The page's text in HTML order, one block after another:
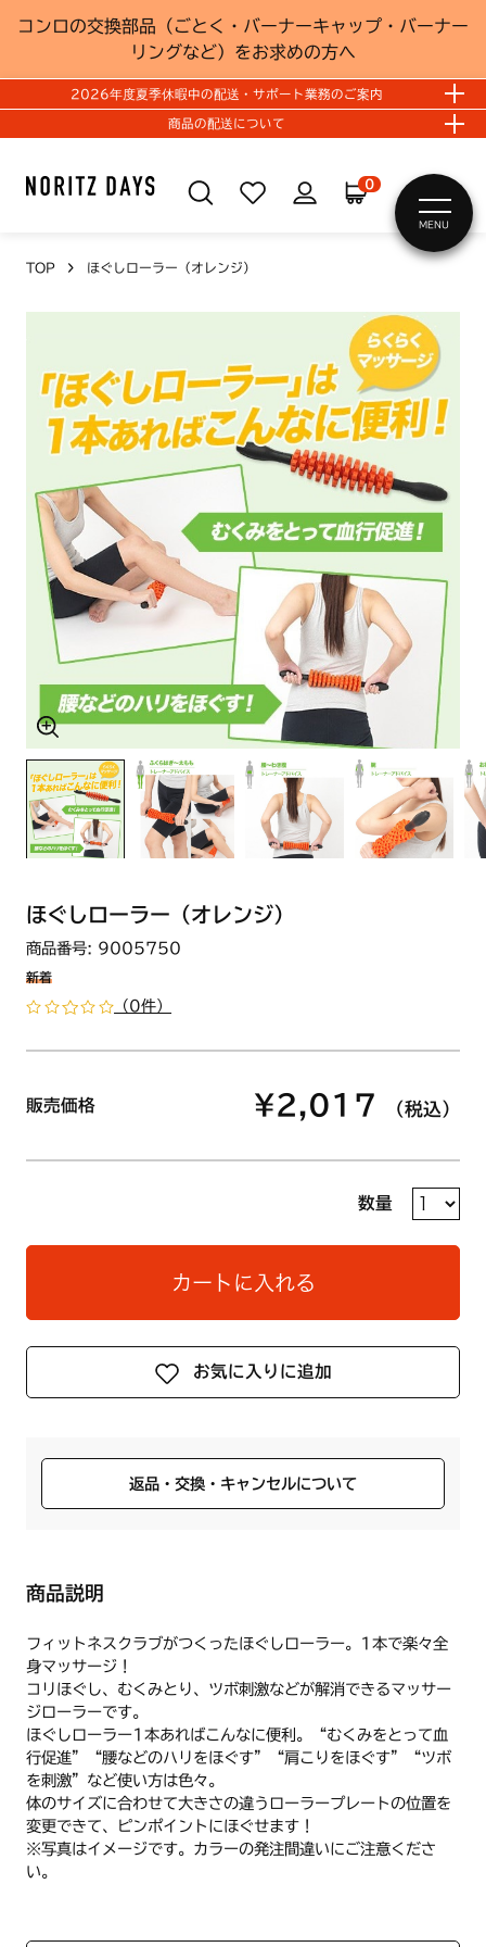
コンロの交換部品（ごとく・バーナーキャップ・バーナー
リングなど）をお求めの方へ
2026年度夏季休暇中の配送・サポート業務のご案内
商品の配送について
0
MENU
TOP ほぐしローラー（オレンジ）
ほぐしローラー（オレンジ）
商品番号: 9005750
新着
（0件）
販売価格 ¥2,017 （税込）
数量
カートに入れる
お気に入りに追加
返品・交換・キャンセルについて
商品説明
フィットネスクラブがつくったほぐしローラー。1本で楽々全
身マッサージ！
コリほぐし、むくみとり、ツボ刺激などが解消できるマッサー
ジローラーです。
ほぐしローラー1本あればこんなに便利。“むくみをとって血
行促進”“腰などのハリをほぐす”“肩こりをほぐす”“ツボ
を刺激”など使い方は色々。
体のサイズに合わせて大きさの違うローラープレートの位置を
変更できて、ピンポイントにほぐせます！
※写真はイメージです。カラーの発注間違いにご注意くださ
い。